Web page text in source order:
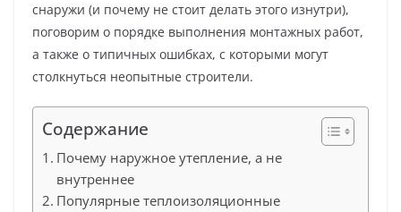
снаружи (и почему не стоит делать этого изнутри),
поговорим о порядке выполнения монтажных работ,
а также о типичных ошибках, с которыми могут
столкнуться неопытные строители.
Содержание
Почему наружное утепление, а не
внутреннее
Популярные теплоизоляционные